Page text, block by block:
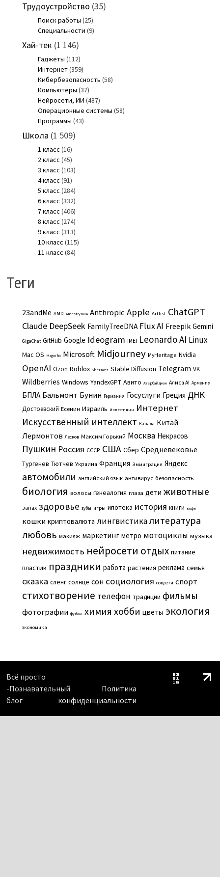
Трудоустройство (35)
Поиск работы (25)
Специальности (9)
Хай-тек (1 146)
Гаджеты (112)
Интернет(359)
Кибербезопасность (58)
Компьютеры (37)
Нейросети, ИИ (487)
Операционные системы (58)
Программы (43)
Школа (1 509)
1 класс (16)
2 класс (45)
3 класс (103)
4 класс (91)
5 класс (284)
6 класс (332)
7 класс (406)
8 класс (274)
9 класс (313)
10 класс (115)
11 класс (84)
Теги
23andMe AMD AncestryDNA Anthropic Apple Artlist ChatGPT
Claude DeepSeek FamilyTreeDNA Flux AI Freepik Gemini
GigaChat GitHub Google Ideogram IMEI Leonardo AI Linux
Mac OS Magnific Microsoft Midjourney MyHeritage Nvidia
OpenAI Ozon Roblox SberJazz Stable Diffusion Telegram VK
Wildberries Windows YandexGPT Авито Азербайджан Алиса AI Армения
БПЛА Бальмонт Бунин Германия Госуслуги Греция ДНК
Достоевский Есенин Израиль Инвестиции Интернет
Искусственный интеллект Канада Китай
Лермонтов Лесков Максим Горький Москва Некрасов
Пушкин Россия СССР США Сбер Средневековье
Тургенев Тютчев Украина Франция Эммиграция Яндекс
автомобили английский язык антивирус безопасность
биология волосы генеалогия глаза дети животные
запах здоровье зубы игры ипотека история книги кофе
кошки криптовалюта лингвистикалитература
любовь макияж маркетинг метро мотоциклы музыка
недвижимость нейросети отдых питание
пластик праздники работа растения реклама семья
сказка сленг солнце сон социология соцсети спорт
стихотворение телефон традиции фильмы
фотографии футбол химия хобби цветы экология
экономика
Всё просто
-Познавательный
блог
Политика
конфиденциальности